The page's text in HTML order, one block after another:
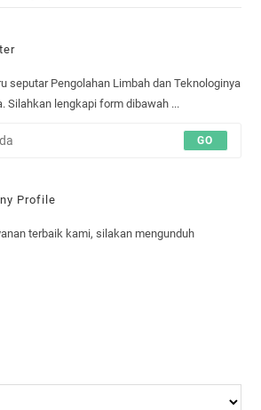
seputar Pengolahan Limbah dan Teknologinya
Silahkan lengkapi form dibawah ...
GO
Profile
terbaik kami, silakan mengunduh